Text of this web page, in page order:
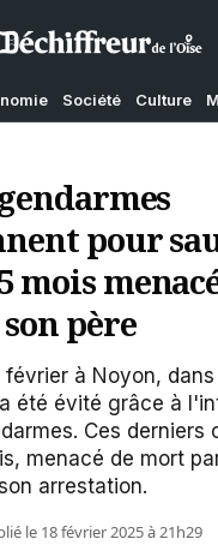
Société Culture
pour
mois
père
février à Noyon,
été évité grâce à
Ces derniers
menacé de mort
arrestation.
le 18 février 2025 à 21h29